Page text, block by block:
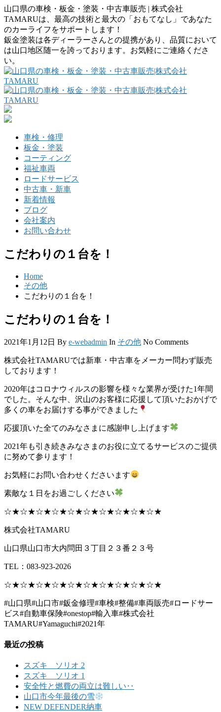
山口県の車検・板金・塗装・中古車販売 | 株式会社
TAMARUは、最高の技術と最大の「おもてなし」であなた
のカーライフをサポートします！
鈑金塗装は各ディーラーさんとの提携があり、品質において
は山口地区随一を誇っております。お気軽にご連絡くださ
い。
車検・修理
板金・塗装
コーティング
福祉車両
ロードサービス
中古車・新車
新着情報
ブログ
会社案内
お問い合わせ
こだわりの１台を！
Home
その他
こだわりの１台を！
こだわりの１台を！
2021年1月12日 By e-webadmin In その他 No Comments
株式会社TAMARUでは新車・中古車をメーカー問わず販売
しております！
2020年はコロナウィルスの影響を様々な業界が受けた1年間
でした。そんな中、沢山のお客様に応援して頂いたおかげで
多くの車をお届けする事ができました
応援頂いた全てのみなさまに感謝申し上げます
2021年も引き続きみなさまのお役に立てるサービスのご提供
に努めて参ります！
お気軽にお問い合わせくださいます
素敵な１日をお過ごしください
☆★☆★☆★☆★☆★☆★☆★☆★☆★☆★
株式会社TAMARU
山口県山口市大内問田３丁目２３番２３号
TEL ： 083-923-2026
☆★☆★☆★☆★☆★☆★☆★☆★☆★☆★
#山口県#山口市#鈑金修理#車検#整備#車両販売#ロードサー
ビス#自動車保険#onestop#輸入車#株式会社
TAMARU#Yamaguchi#2021年
最近の投稿
スズキ ソリオ 2
スズキ ソリオ 1
安全性と燃費の両立は難しい‥
山口市今年最後の雪
NEW DEFENDER納車